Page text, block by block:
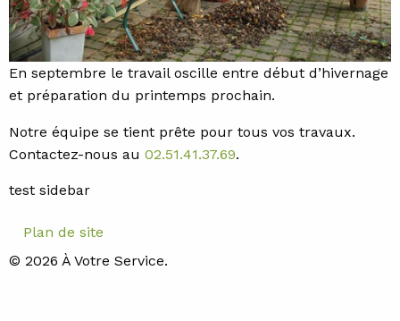
En septembre le travail oscille entre début d’hivernage
et préparation du printemps prochain.
Notre équipe se tient prête pour tous vos travaux.
Contactez-nous au 02.51.41.37.69.
test sidebar
Plan de site
© 2026 À Votre Service.